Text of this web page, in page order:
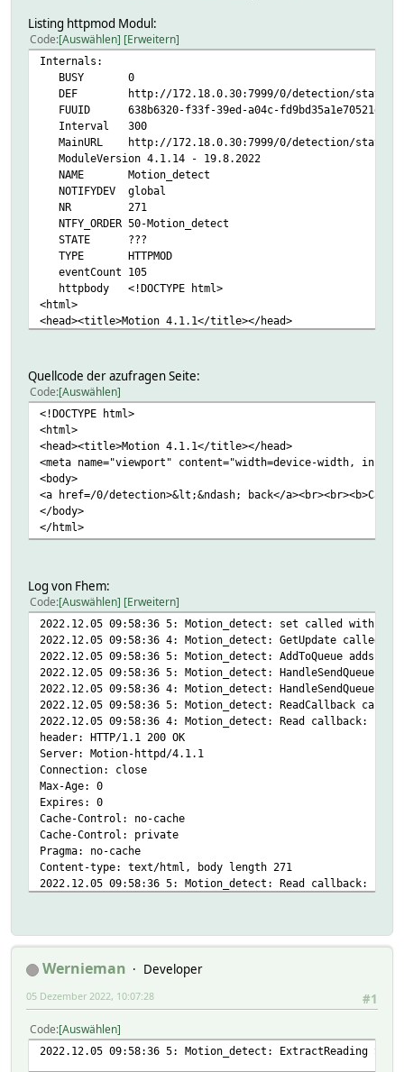
Listing httpmod Modul:
Code Auswählen Erweitern
Internals:
BUSY 0
DEF http://172.18.0.30:7999/0/detection/status
FUUID 638b6320-f33f-39ed-a04c-fd9bd35a1e70521e
Interval 300
MainURL http://172.18.0.30:7999/0/detection/status
ModuleVersion 4.1.14 - 19.8.2022
NAME Motion_detect
NOTIFYDEV global
NR 271
NTFY_ORDER 50-Motion_detect
STATE ???
TYPE HTTPMOD
eventCount 105
httpbody <!DOCTYPE html>
<html>
<head><title>Motion 4.1.1</title></head>
<a href=/0/detection>&lt;&ndash; back</
</body>
</html>
value
CompiledRegexes:
HttpUtils:
NAME
addr http://172.18.0.30:7999
auth 0
code 200
data
displayurl http://172.18.0.30:7999/0/detection/
header
host 172.18.0.30
httpheader HTTP/1.1 200 OK
Server: Motion-httpd/4.1.1
Connection: close
Max-Age: 0
Expires: 0
Cache-Control: no-cache
Cache-Control: private
Pragma: no-cache
Content-type: text/html
httpversion 1.0
hu_blocking 0
hu_filecount 1
hu_port 7999
hu_portSfx :7999
ignoreredirects 1
loglevel 4
redirects 0
url http://172.18.0.30:7999/0/detection/
QUEUE:
2022-12-05 09:53:58 LAST_REQUEST update
2022-12-05 09:53:58 MATCHED_READINGS Status
Quellcode der azufragen Seite:
Code Auswählen
<!DOCTYPE html>
<html>
<head><title>Motion 4.1.1</title></head>
<meta name="viewport" content="width=device-width,
<body>
<a href=/0/detection>&lt;&ndash; back</
</body>
</html>
Log von Fhem:
Code Auswählen Erweitern
2022.12.05 09:58:36 5: Motion_detect: set called with
2022.12.05 09:58:36 4: Motion_detect: GetUpdate called
2022.12.05 09:58:36 5: Motion_detect: AddToQueue
2022.12.05 09:58:36 5: Motion_detect: HandleSendQueue
2022.12.05 09:58:36 4: Motion_detect:
2022.12.05 09:58:36 5: Motion_detect: ReadCallback called
2022.12.05 09:58:36 4: Motion_detect: Read callback:
header: HTTP/1.1 200 OK
Server: Motion-httpd/4.1.1
Connection: close
Max-Age: 0
Expires: 0
Cache-Control: no-cache
Cache-Control: private
Pragma: no-cache
Content-type: text/html, body length 271
2022.12.05 09:58:36 5: Motion_detect: Read callback: body
<meta name="viewport" content="width=device-width,
<body>
<a href=/0/detection><– back</a><br><br><b>Camera 0</b>
</body>
</html>
2022.12.05 09:58:36 4: Motion_detect: BodyDecode is
2022.12.05 09:58:36 5: Motion_detect: GetCookies is
Wernieman
Developer
#1
05 Dezember 2022, 10:07:28
Code Auswählen
2022.12.05 09:58:36 5: Motion_detect: ExtractReading